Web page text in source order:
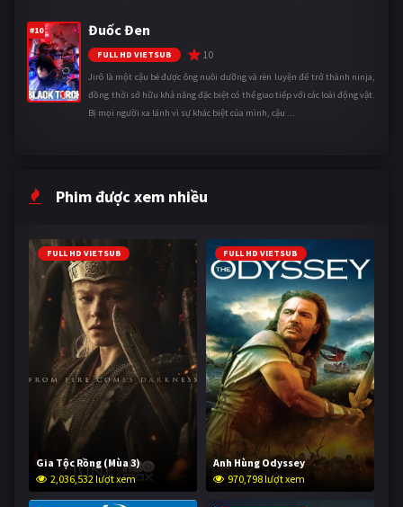
#10 Đuốc Đen
FULL HD VIETSUB 10
Jirô là một cậu bé được ông nuôi dưỡng và rèn luyện để trở thành ninja,
đồng thời sở hữu khả năng đặc biệt có thể giao tiếp với các loài động vật.
Bị mọi người xa lánh vì sự khác biệt của mình, cậu ...
Phim được xem nhiều
FULL HD VIETSUB
Gia Tộc Rồng (Mùa 3)
2,036,532 lượt xem
FULL HD VIETSUB
Anh Hùng Odyssey
970,798 lượt xem